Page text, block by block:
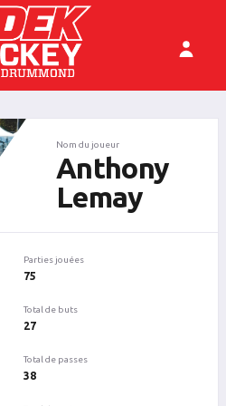
Nom du joueur
Anthony
Lemay
Parties jouées
75
Total de buts
27
Total de passes
38